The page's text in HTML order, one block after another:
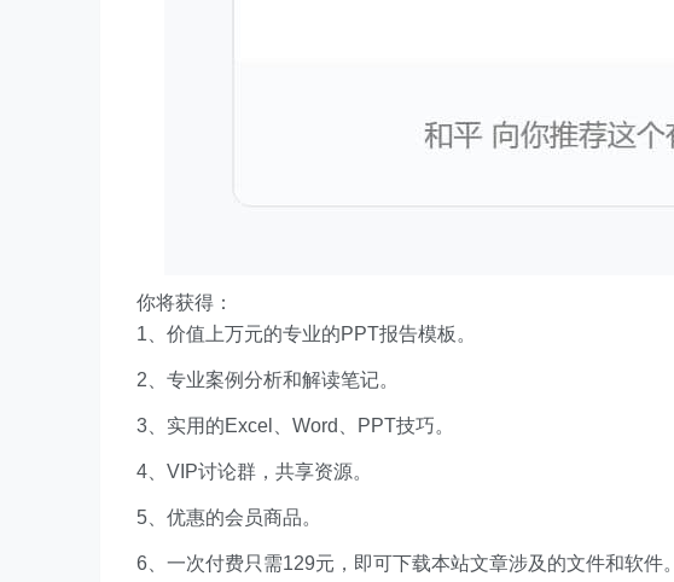
你将获得：
1、价值上万元的专业的PPT报告模板。
2、专业案例分析和解读笔记。
3、实用的Excel、Word、PPT技巧。
4、VIP讨论群，共享资源。
5、优惠的会员商品。
6、一次付费只需129元，即可下载本站文章涉及的文件和软件。